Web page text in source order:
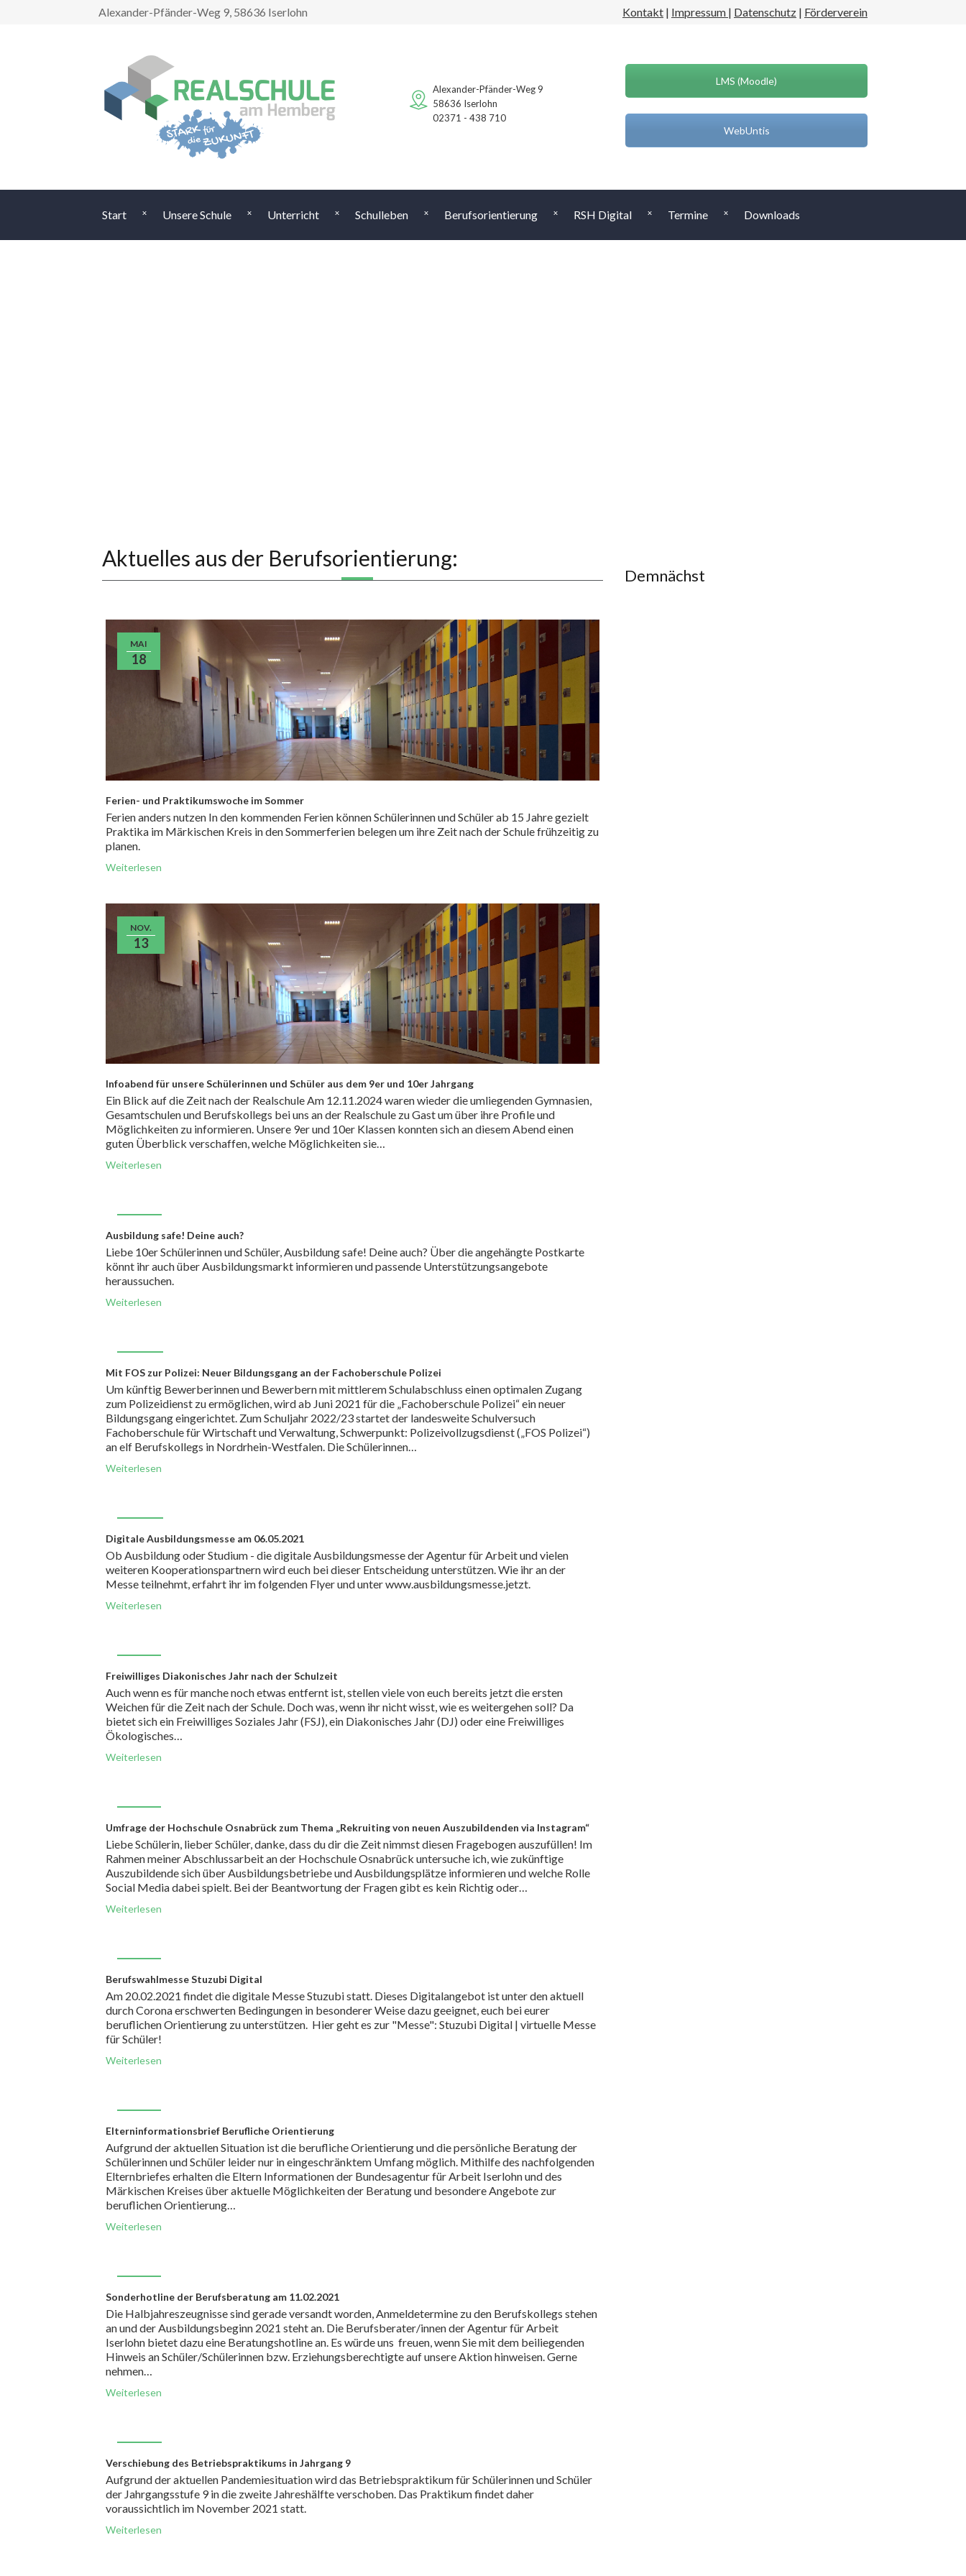
Alexander-Pfänder-Weg 9, 58636 Iserlohn Kontakt | Impressum | Datenschutz | Förderverein
Alexander-Pfänder-Weg 9
58636 Iserlohn
02371 - 438 710
LMS (Moodle)
WebUntis
Start Unsere Schule Unterricht Schulleben Berufsorientierung RSH Digital Termine Downloads
Aktuelles aus der Berufsorientierung:
MAI
18
Ferien- und Praktikumswoche im Sommer
Ferien anders nutzen In den kommenden Ferien können Schülerinnen und Schüler ab 15 Jahre gezielt
Praktika im Märkischen Kreis in den Sommerferien belegen um ihre Zeit nach der Schule frühzeitig zu
planen.
Weiterlesen
NOV.
13
Infoabend für unsere Schülerinnen und Schüler aus dem 9er und 10er Jahrgang
Ein Blick auf die Zeit nach der Realschule Am 12.11.2024 waren wieder die umliegenden Gymnasien,
Gesamtschulen und Berufskollegs bei uns an der Realschule zu Gast um über ihre Profile und
Möglichkeiten zu informieren. Unsere 9er und 10er Klassen konnten sich an diesem Abend einen
guten Überblick verschaffen, welche Möglichkeiten sie…
Weiterlesen
24
Ausbildung safe! Deine auch?
Liebe 10er Schülerinnen und Schüler, Ausbildung safe! Deine auch? Über die angehängte Postkarte
könnt ihr auch über Ausbildungsmarkt informieren und passende Unterstützungsangebote
heraussuchen.
Weiterlesen
23
Mit FOS zur Polizei: Neuer Bildungsgang an der Fachoberschule Polizei
Um künftig Bewerberinnen und Bewerbern mit mittlerem Schulabschluss einen optimalen Zugang
zum Polizeidienst zu ermöglichen, wird ab Juni 2021 für die „Fachoberschule Polizei“ ein neuer
Bildungsgang eingerichtet. Zum Schuljahr 2022/23 startet der landesweite Schulversuch
Fachoberschule für Wirtschaft und Verwaltung, Schwerpunkt: Polizeivollzugsdienst („FOS Polizei“)
an elf Berufskollegs in Nordrhein-Westfalen. Die Schülerinnen…
Weiterlesen
21
Digitale Ausbildungsmesse am 06.05.2021
Ob Ausbildung oder Studium - die digitale Ausbildungsmesse der Agentur für Arbeit und vielen
weiteren Kooperationspartnern wird euch bei dieser Entscheidung unterstützen. Wie ihr an der
Messe teilnehmt, erfahrt ihr im folgenden Flyer und unter www.ausbildungsmesse.jetzt.
Weiterlesen
19
Freiwilliges Diakonisches Jahr nach der Schulzeit
Auch wenn es für manche noch etwas entfernt ist, stellen viele von euch bereits jetzt die ersten
Weichen für die Zeit nach der Schule. Doch was, wenn ihr nicht wisst, wie es weitergehen soll? Da
bietet sich ein Freiwilliges Soziales Jahr (FSJ), ein Diakonisches Jahr (DJ) oder eine Freiwilliges
Ökologisches…
Weiterlesen
16
Umfrage der Hochschule Osnabrück zum Thema „Rekruiting von neuen Auszubildenden via Instagram“
Liebe Schülerin, lieber Schüler, danke, dass du dir die Zeit nimmst diesen Fragebogen auszufüllen! Im
Rahmen meiner Abschlussarbeit an der Hochschule Osnabrück untersuche ich, wie zukünftige
Auszubildende sich über Ausbildungsbetriebe und Ausbildungsplätze informieren und welche Rolle
Social Media dabei spielt. Bei der Beantwortung der Fragen gibt es kein Richtig oder…
Weiterlesen
16
Berufswahlmesse Stuzubi Digital
Am 20.02.2021 findet die digitale Messe Stuzubi statt. Dieses Digitalangebot ist unter den aktuell
durch Corona erschwerten Bedingungen in besonderer Weise dazu geeignet, euch bei eurer
beruflichen Orientierung zu unterstützen. Hier geht es zur "Messe": Stuzubi Digital | virtuelle Messe
für Schüler!
Weiterlesen
11
Elterninformationsbrief Berufliche Orientierung
Aufgrund der aktuellen Situation ist die berufliche Orientierung und die persönliche Beratung der
Schülerinnen und Schüler leider nur in eingeschränktem Umfang möglich. Mithilfe des nachfolgenden
Elternbriefes erhalten die Eltern Informationen der Bundesagentur für Arbeit Iserlohn und des
Märkischen Kreises über aktuelle Möglichkeiten der Beratung und besondere Angebote zur
beruflichen Orientierung…
Weiterlesen
08
Sonderhotline der Berufsberatung am 11.02.2021
Die Halbjahreszeugnisse sind gerade versandt worden, Anmeldetermine zu den Berufskollegs stehen
an und der Ausbildungsbeginn 2021 steht an. Die Berufsberater/innen der Agentur für Arbeit
Iserlohn bietet dazu eine Beratungshotline an. Es würde uns freuen, wenn Sie mit dem beiliegenden
Hinweis an Schüler/Schülerinnen bzw. Erziehungsberechtigte auf unsere Aktion hinweisen. Gerne
nehmen…
Weiterlesen
08
Verschiebung des Betriebspraktikums in Jahrgang 9
Aufgrund der aktuellen Pandemiesituation wird das Betriebspraktikum für Schülerinnen und Schüler
der Jahrgangsstufe 9 in die zweite Jahreshälfte verschoben. Das Praktikum findet daher
voraussichtlich im November 2021 statt.
Weiterlesen
Demnächst